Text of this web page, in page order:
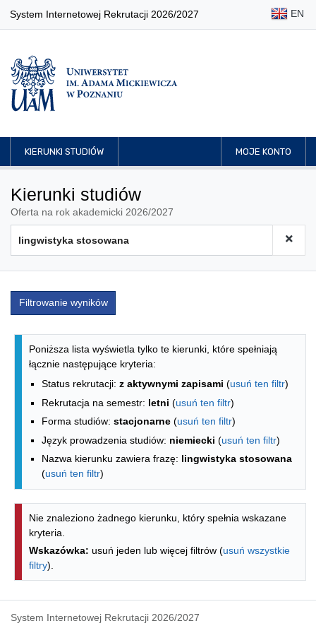
System Internetowej Rekrutacji 2026/2027 EN
KIERUNKI STUDIÓW MOJE KONTO
Kierunki studiów
Oferta na rok akademicki 2026/2027
Filtrowanie wyników
Lista kierunków - indeks alfabetyczny
Poniższa lista wyświetla tylko te kierunki, które spełniają
łącznie następujące kryteria:
Status rekrutacji: z aktywnymi zapisami (usuń ten filtr)
Rekrutacja na semestr: letni (usuń ten filtr)
Forma studiów: stacjonarne (usuń ten filtr)
Język prowadzenia studiów: niemiecki (usuń ten filtr)
Nazwa kierunku zawiera frazę: lingwistyka stosowana
(usuń ten filtr)
Nie znaleziono żadnego kierunku, który spełnia wskazane
kryteria.
Wskazówka: usuń jeden lub więcej filtrów (usuń wszystkie
filtry).
System Internetowej Rekrutacji 2026/2027